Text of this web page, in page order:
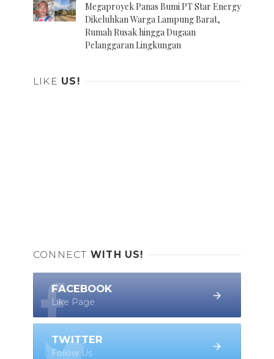
Megaproyek Panas Bumi PT Star Energy
Dikeluhkan Warga Lampung Barat,
Rumah Rusak hingga Dugaan
Pelanggaran Lingkungan
LIKE US!
CONNECT WITH US!
FACEBOOK
Like Page
TWITTER
Follow Us